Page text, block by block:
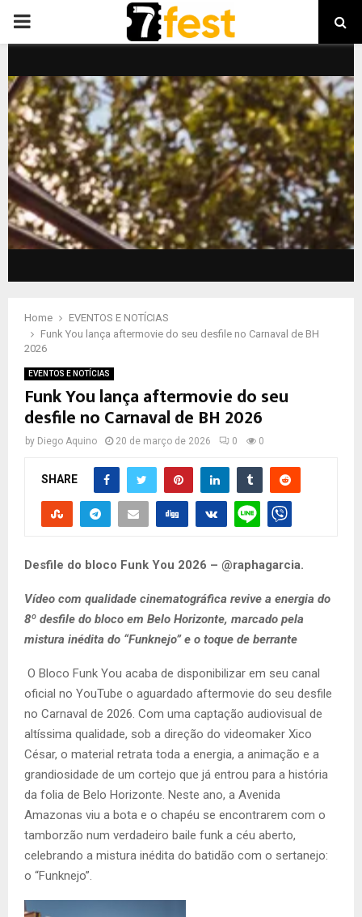
PRIMARY
Home
EVENTOS E NOTÍCIAS
Funk You lança aftermovie do seu desfile no Carnaval de BH
2026
EVENTOS E NOTÍCIAS
Funk You lança aftermovie do seu
desfile no Carnaval de BH 2026
by Diego Aquino 20 de março de 2026 0 0
SHARE
Desfile do bloco Funk You 2026 – @raphagarcia.
Vídeo com qualidade cinematográfica revive a energia do
8º desfile do bloco em Belo Horizonte, marcado pela
mistura inédita do “Funknejo” e o toque de berrante
O Bloco Funk You acaba de disponibilizar em seu canal
oficial no YouTube o aguardado aftermovie do seu desfile
no Carnaval de 2026. Com uma captação audiovisual de
altíssima qualidade, sob a direção do videomaker Xico
César, o material retrata toda a energia, a animação e a
grandiosidade de um cortejo que já entrou para a história
da folia de Belo Horizonte. Neste ano, a Avenida
Amazonas viu a bota e o chapéu se encontrarem com o
tamborzão num verdadeiro baile funk a céu aberto,
celebrando a mistura inédita do batidão com o sertanejo:
o “Funknejo”.